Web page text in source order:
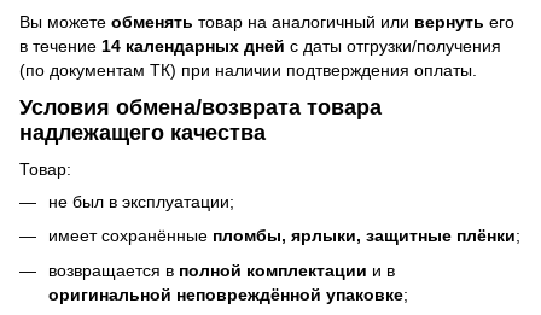
Вы можете обменять товар на аналогичный или вернуть его
в течение 14 календарных дней с даты отгрузки/получения
(по документам ТК) при наличии подтверждения оплаты.
Условия обмена/возврата товара
надлежащего качества
Товар:
не был в эксплуатации;
имеет сохранённые пломбы, ярлыки, защитные плёнки;
возвращается в полной комплектации и в
оригинальной неповреждённой упаковке;